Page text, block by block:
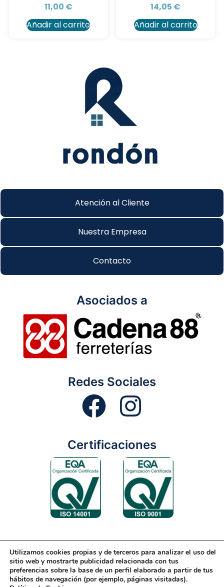
11,00 €
Añadir al carrito
14,05 €
Añadir al carrito
Atención al Cliente
Nuestra Empresa
Contacto
Asociados a
Redes Sociales
Certificaciones
Aviso Legal Condiciones Generales
Diseño Web
Política de Cookies
Política de Gestión
Utilizamos cookies propias y de terceros para analizar el uso del
sitio web y mostrarte publicidad relacionada con tus
preferencias sobre la base de un perfil elaborado a partir de tus
hábitos de navegación (por ejemplo, páginas visitadas).